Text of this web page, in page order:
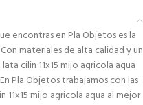
encontras en Pla Objetos es la
materiales de alta calidad y un
cilin 11x15 mijo agricola aqua
Pla Objetos trabajamos con las
mijo agricola aqua al mejor